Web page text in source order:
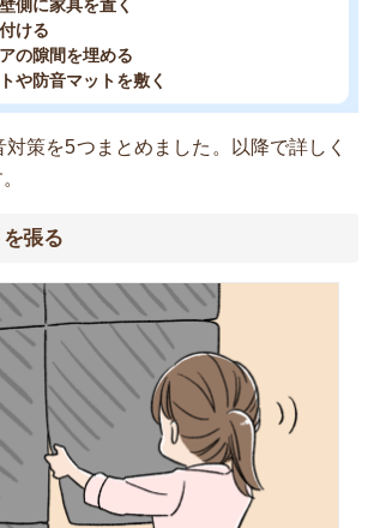
側に家具を置く
ける
の隙間を埋める
や防音マットを敷く
策を5つまとめました。以降で詳しく
張る